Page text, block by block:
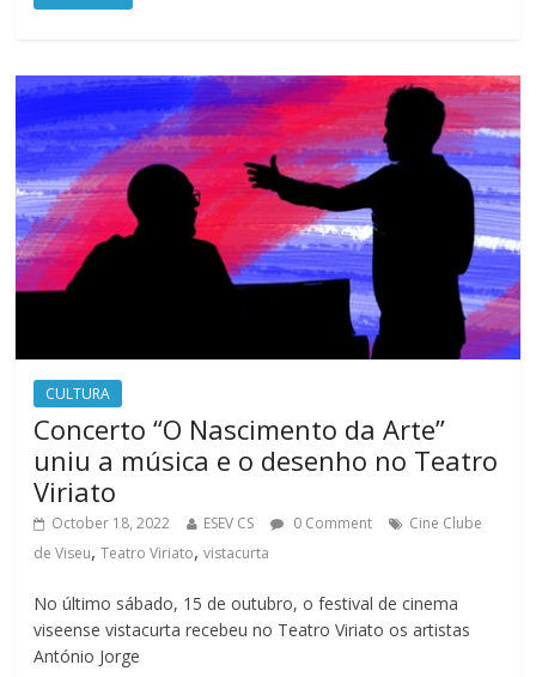
CULTURA
Concerto “O Nascimento da Arte”
uniu a música e o desenho no Teatro
Viriato
October 18, 2022 ESEV CS 0 Comment
Cine Clube
de Viseu,Teatro Viriato,vistacurta
No último sábado, 15 de outubro, o festival de cinema
viseense vistacurta recebeu no Teatro Viriato os artistas
António Jorge